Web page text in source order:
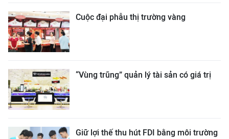
Cuộc đại phẫu thị trường vàng
“Vùng trũng” quản lý tài sản có giá trị
Giữ lợi thế thu hút FDI bằng môi trường